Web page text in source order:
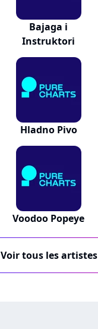
Bajaga i
Instruktori
Hladno Pivo
Voodoo Popeye
Voir tous les artistes